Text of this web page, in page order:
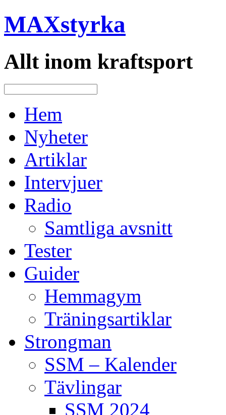
MAXstyrka
Allt inom kraftsport
Hem
Nyheter
Artiklar
Intervjuer
Radio
Samtliga avsnitt
Tester
Guider
Hemmagym
Träningsartiklar
Strongman
SSM – Kalender
Tävlingar
SSM 2024